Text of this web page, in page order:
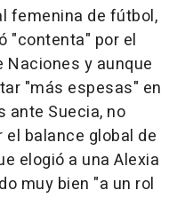
femenina de fútbol,
"contenta" por el
Naciones y aunque
"más espesas" en
ante Suecia, no
balance global de
elogió a una Alexia
muy bien "a un rol